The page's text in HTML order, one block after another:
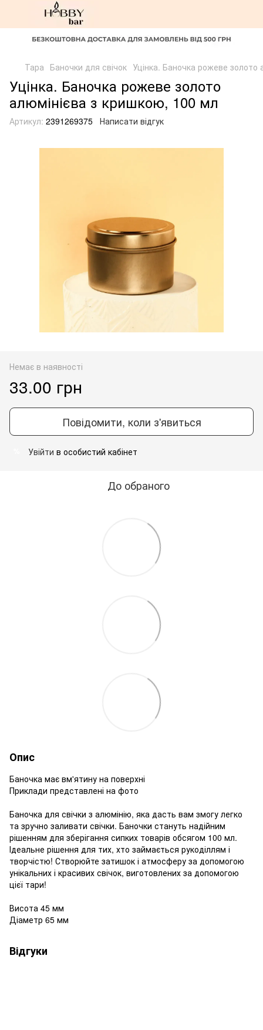
Тара Баночки для свічок Уцінка. Баночка рожеве
Уцінка. Баночка рожеве золото
алюмінієва з кришкою, 100 мл
Артикул: 2391269375 Написати відгук
Немає в наявності
33.00 грн
Повідомити, коли з'явиться
Увійти в особистий кабінет
До обраного
Опис
Баночка має вм'ятину на поверхні
Приклади представлені на фото
Баночка для свічки з алюмінію, яка дасть вам змогу легко
та зручно заливати свічки. Баночки стануть надійним
рішенням для зберігання сипких товарів обсягом 100 мл.
Ідеальне рішення для тих, хто займається рукоділлям і
творчістю! Створюйте затишок і атмосферу за допомогою
унікальних і красивих свічок, виготовлених за допомогою
цієї тари!
Висота 45 мм
Діаметр 65 мм
Відгуки